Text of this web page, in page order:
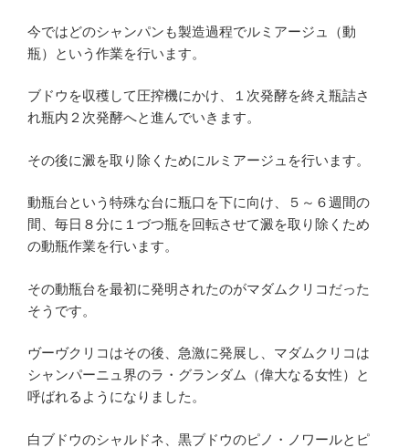
今ではどのシャンパンも製造過程でルミアージュ（動
瓶）という作業を行います。
ブドウを収穫して圧搾機にかけ、１次発酵を終え瓶詰さ
れ瓶内２次発酵へと進んでいきます。
その後に澱を取り除くためにルミアージュを行います。
動瓶台という特殊な台に瓶口を下に向け、５～６週間の
間、毎日８分に１づつ瓶を回転させて澱を取り除くため
の動瓶作業を行います。
その動瓶台を最初に発明されたのがマダムクリコだった
そうです。
ヴーヴクリコはその後、急激に発展し、マダムクリコは
シャンパーニュ界のラ・グランダム（偉大なる女性）と
呼ばれるようになりました。
白ブドウのシャルドネ、黒ブドウのピノ・ノワールとピ